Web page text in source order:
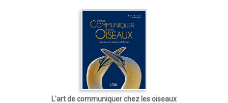
L'art de communiquer chez les oiseaux